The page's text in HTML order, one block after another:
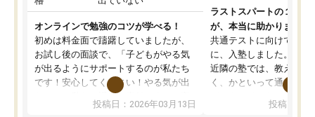
オンラインで勉強のコツが学べる！
初めは料金面で躊躇していましたが、
お試し後の面談で、「子どもがやる気
が出るようにサポートするのが私たち
です！安心してください！やる気が出
ないのは私たち講師の責任です」と言
ってくださり、確かに！と考えて、思
投稿日：2026年03月13日
ラストスパートの１か月
が、本当に助かりました
共通テストに向けての追
に、入塾しました。田舎
近隣の塾では、教えても
く、かといって通うには
可能なので本当に助か
投稿日：